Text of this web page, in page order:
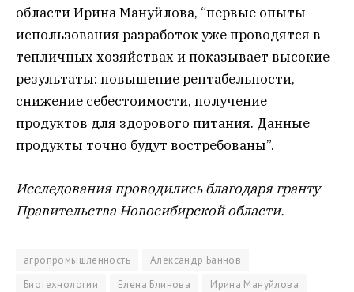
области Ирина Мануйлова, “первые опыты
использования разработок уже проводятся в
тепличных хозяйствах и показывает высокие
результаты: повышение рентабельности,
снижение себестоимости, получение
продуктов для здорового питания. Данные
продукты точно будут востребованы”.
Исследования проводились благодаря гранту
Правительства Новосибирской области.
агропромышленность
Александр Баннов
Биотехнологии
Елена Блинова
Ирина Мануйлова